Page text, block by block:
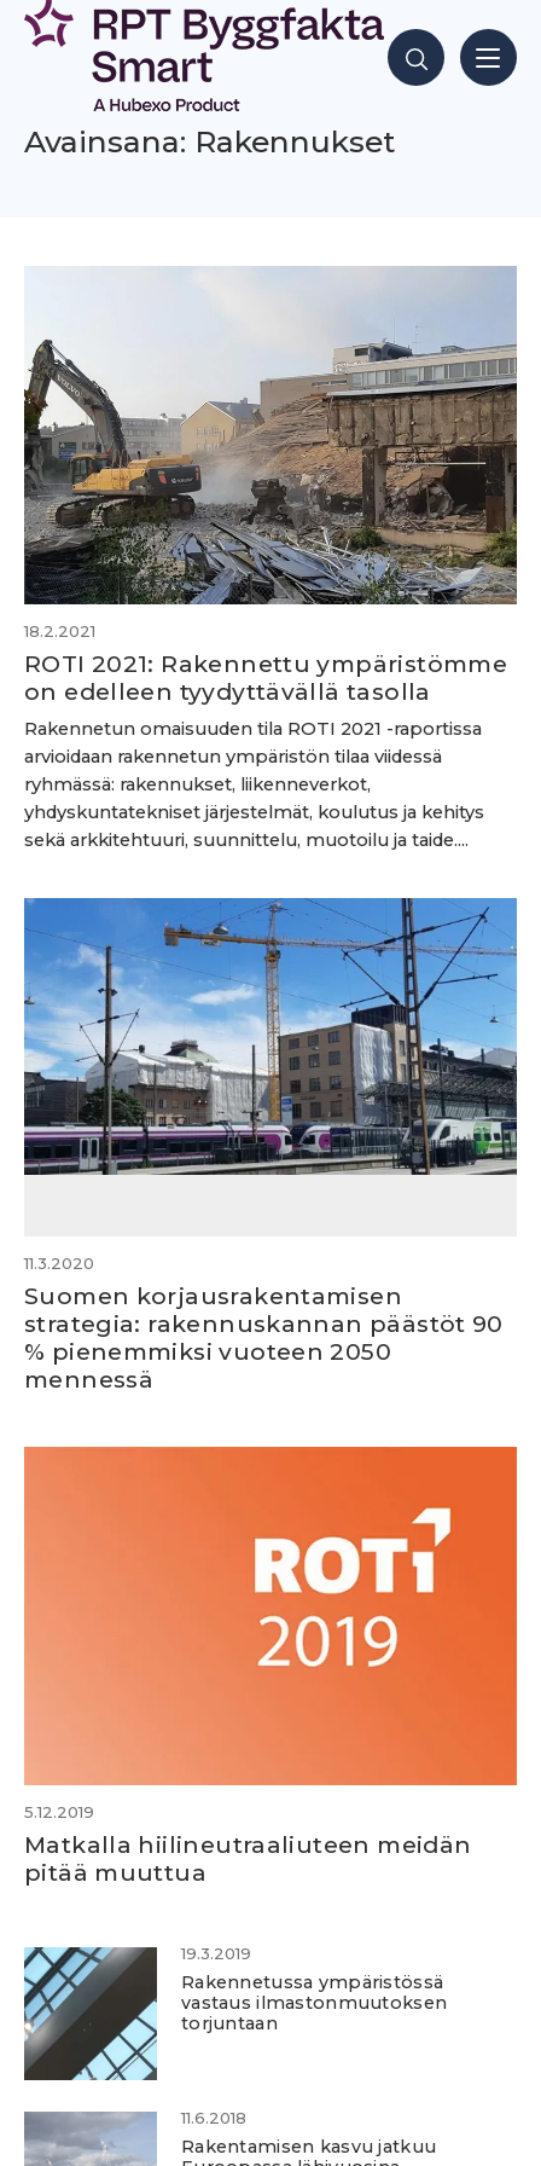
Siirry
sisältöön
Hae sisältöjä
Avainsana: Rakennukset
18.2.2021
ROTI 2021: Rakennettu ympäristömme
on edelleen tyydyttävällä tasolla
Rakennetun omaisuuden tila ROTI 2021 -raportissa
arvioidaan rakennetun ympäristön tilaa viidessä
ryhmässä: rakennukset, liikenneverkot,
yhdyskuntatekniset järjestelmät, koulutus ja kehitys
sekä arkkitehtuuri, suunnittelu, muotoilu ja taide....
11.3.2020
Suomen korjausrakentamisen
strategia: rakennuskannan päästöt 90
% pienemmiksi vuoteen 2050
mennessä
5.12.2019
Matkalla hiilineutraaliuteen meidän
pitää muuttua
19.3.2019
Rakennetussa ympäristössä
vastaus ilmastonmuutoksen
torjuntaan
11.6.2018
Rakentamisen kasvu jatkuu